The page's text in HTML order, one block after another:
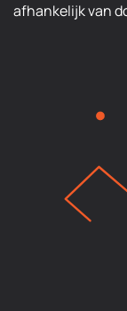
afhankelijk van